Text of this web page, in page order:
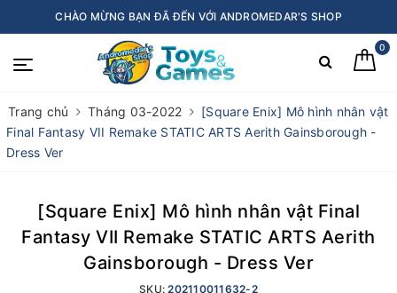
CHÀO MỪNG BẠN ĐÃ ĐẾN VỚI ANDROMEDAR'S SHOP
0
Trang chủ Tháng 03-2022
[Square Enix] Mô hình nhân vật
Final Fantasy VII Remake STATIC ARTS Aerith Gainsborough -
Dress Ver
[Square Enix] Mô hình nhân vật Final
Fantasy VII Remake STATIC ARTS Aerith
Gainsborough - Dress Ver
SKU:202110011632-2